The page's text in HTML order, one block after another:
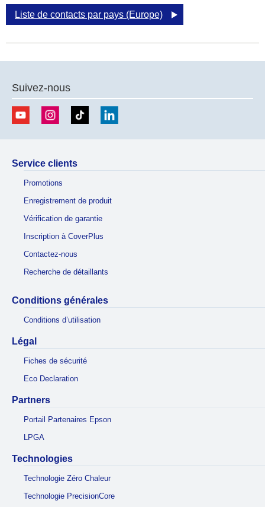
Liste de contacts par pays (Europe)
Suivez-nous
Service clients
Promotions
Enregistrement de produit
Vérification de garantie
Inscription à CoverPlus
Contactez-nous
Recherche de détaillants
Conditions générales
Conditions d’utilisation
Légal
Fiches de sécurité
Eco Declaration
Partners
Portail Partenaires Epson
LPGA
Technologies
Technologie Zéro Chaleur
Technologie PrecisionCore